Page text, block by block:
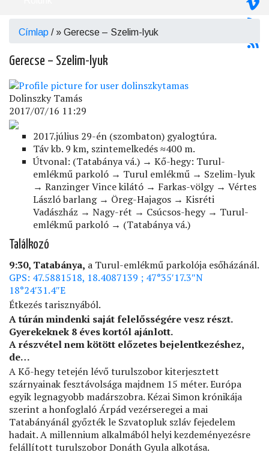
Morzsa
Címlap / Gerecse – Szelim-lyuk
Gerecse – Szelim-lyuk
Dolinszky Tamás
2017/07/16 11:29
2017.július 29-én (szombaton) gyalogtúra.
Táv kb. 9 km, szintemelkedés ≈400 m.
Útvonal: (Tatabánya vá.) → Kő-hegy: Turul-
emlékmű parkoló → Turul emlékmű → Szelim-lyuk
→ Ranzinger Vince kilátó → Farkas-völgy → Vértes
László barlang → Öreg-Hajagos → Kisréti
Vadászház → Nagy-rét → Csúcsos-hegy → Turul-
emlékmű parkoló → (Tatabánya vá.)
Találkozó
9:30, Tatabánya, a Turul-emlékmű parkolója esőházánál.
GPS: 47.5881518, 18.4087139 ; 47°35′17.3″N
18°24′31.4″E
Étkezés tarisznyából.
A túrán mindenki saját felelősségére vesz részt.
Gyerekeknek 8 éves kortól ajánlott.
A részvétel nem kötött előzetes bejelentkezéshez,
de…
A Kő-hegy tetején lévő turulszobor kiterjesztett
szárnyainak fesztávolsága majdnem 15 méter. Európa
egyik legnagyobb madárszobra. Kézai Simon krónikája
szerint a honfoglaló Árpád vezérseregei a mai
Tatabányánál győzték le Szvatopluk szláv fejedelem
hadait. A millennium alkalmából helyi kezdeményezésre
felállított turulszobor Donáth Gyula alkotása.